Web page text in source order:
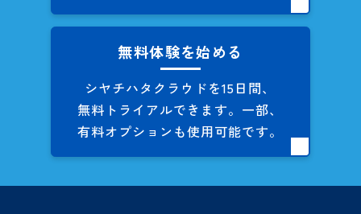
無料体験を始める
シヤチハタクラウドを15日間、
無料トライアルできます。 一部、
有料オプションも使用可能です。